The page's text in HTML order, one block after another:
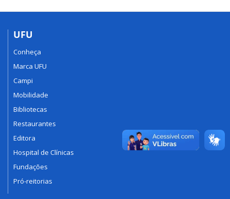
UFU
Conheça
Marca UFU
Campi
Mobilidade
Bibliotecas
Restaurantes
Editora
Hospital de Clínicas
Fundações
Pró-reitorias